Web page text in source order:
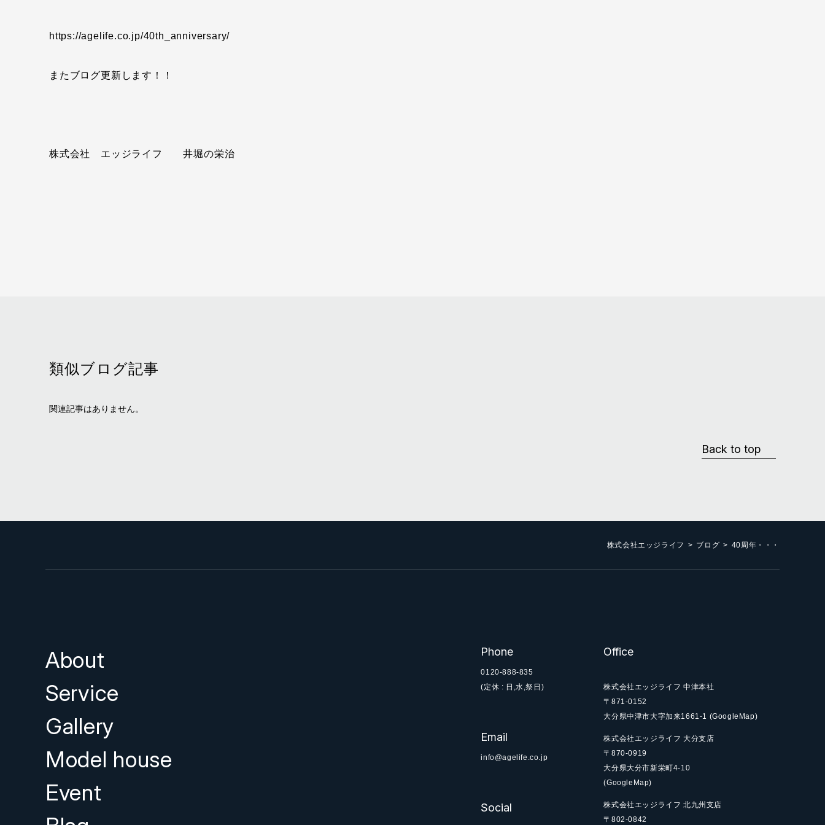
https://agelife.co.jp/40th_anniversary/
またブログ更新します！！
株式会社 エッジライフ 井堀の栄治
類似ブログ記事
関連記事はありません。
Back to top
株式会社エッジライフ ブログ 40周年・・・
About
Service
Gallery
Model house
Event
Phone
0120-888-835
(定休 : 日,水,祭日)
Email
info@agelife.co.jp
Social
Office
株式会社エッジライフ 中津本社
〒871-0152
大分県中津市大字加来1661-1 (GoogleMap)
株式会社エッジライフ 大分支店
〒870-0919
大分県大分市新栄町4-10
(GoogleMap)
株式会社エッジライフ 北九州支店
〒802-0842